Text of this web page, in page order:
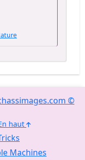
Machines
©
haut